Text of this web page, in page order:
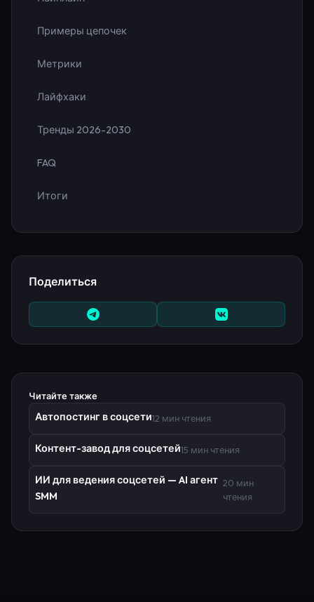
Примеры цепочек
Метрики
Лайфхаки
Тренды 2026-2030
FAQ
Итоги
Поделиться
Читайте также
Автопостинг в соцсети12 мин чтения
Контент-завод для соцсетей15 мин чтения
ИИ для ведения соцсетей — AI агент
SMM
20 мин
чтения